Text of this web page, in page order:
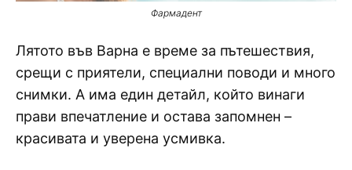
Фармадент
Лятото във Варна е време за пътешествия,
срещи с приятели, специални поводи и много
снимки. А има един детайл, който винаги
прави впечатление и остава запомнен –
красивата и уверена усмивка.